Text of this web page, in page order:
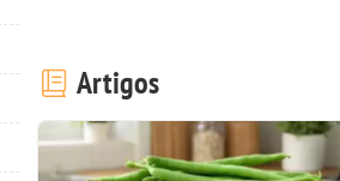
Artigos